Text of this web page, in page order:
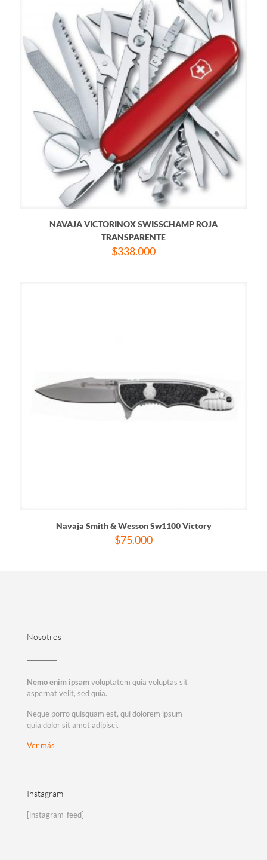
NAVAJA VICTORINOX SWISSCHAMP ROJA
TRANSPARENTE
$338.000
Navaja Smith & Wesson Sw1100 Victory
$75.000
Nosotros
Nemo enim ipsam voluptatem quia voluptas sit
aspernat velit, sed quia.
Neque porro quisquam est, qui dolorem ipsum
quia dolor sit amet adipisci.
Ver más
Instagram
[instagram-feed]